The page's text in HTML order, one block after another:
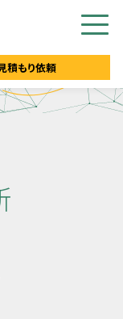
積もり依頼